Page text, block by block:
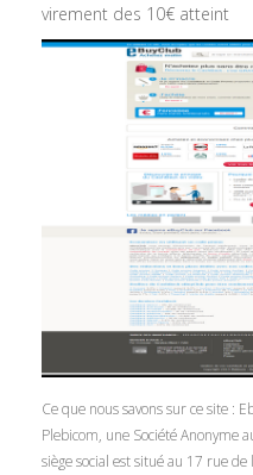
virement des 10€ atteint
Ce que nous savons sur ce site :
Plebicom, une Société Anonyme
siège social est situé au 17 rue